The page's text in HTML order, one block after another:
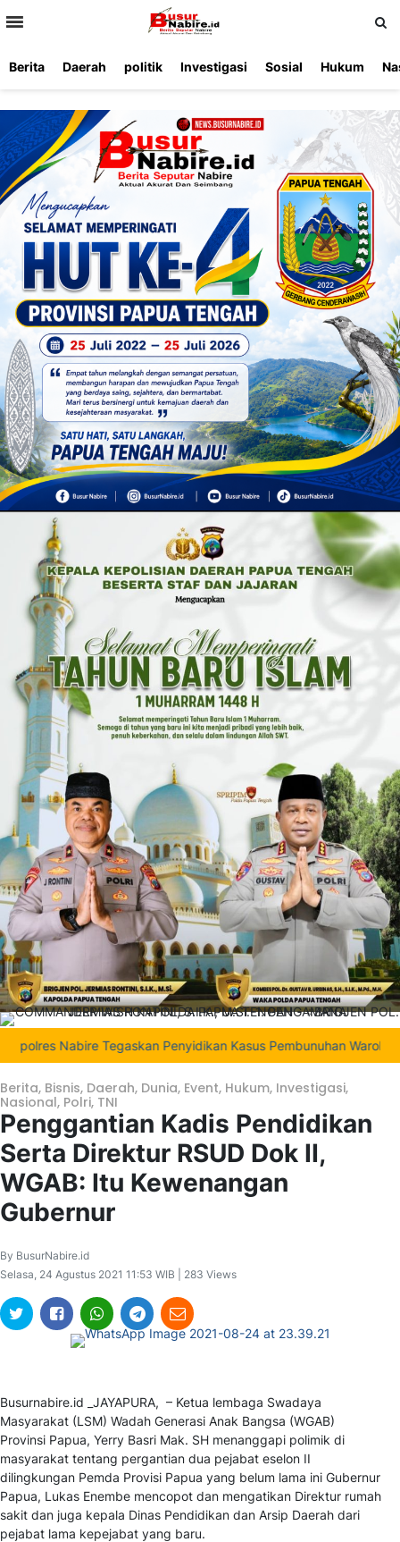
Berita Daerah politik Investigasi Sosial Hukum
Nabire Tegaskan Penyidikan Kasus Pembunuhan Waroki
Berita, Bisnis, Daerah, Dunia, Event, Hukum, Investigasi,
Nasional, Polri, TNI
Penggantian Kadis Pendidikan
Serta Direktur RSUD Dok II,
WGAB: Itu Kewenangan
Gubernur
By BusurNabire.id
Selasa, 24 Agustus 2021 11:53 WIB | 283 Views
Busurnabire.id _JAYAPURA, – Ketua lembaga Swadaya
Masyarakat (LSM) Wadah Generasi Anak Bangsa (WGAB)
Provinsi Papua, Yerry Basri Mak. SH menanggapi polimik di
masyarakat tentang pergantian dua pejabat eselon II
dilingkungan Pemda Provisi Papua yang belum lama ini Gubernur
Papua, Lukas Enembe mencopot dan mengatikan Direktur rumah
sakit dan juga kepala Dinas Pendidikan dan Arsip Daerah dari
pejabat lama kepejabat yang baru.